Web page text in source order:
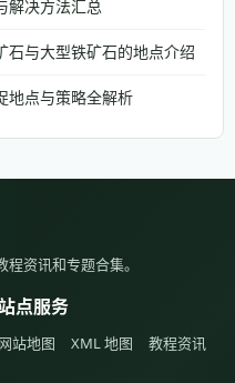
解决方法汇总
石与大型铁矿石的地点介绍
地点与策略全解析
资讯和专题合集。
点服务
网站地图 XML 地图 教程资讯